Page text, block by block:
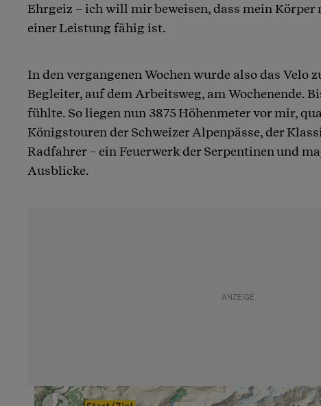
Ehrgeiz – ich will mir beweisen, dass mein Körper
einer Leistung fähig ist.
In den vergangenen Wochen wurde also das Velo
Begleiter, auf dem Arbeitsweg, am Wochenende.
fühlte. So liegen nun 3875 Höhenmeter vor mir,
Königstouren der Schweizer Alpenpässe, der
Radfahrer – ein Feuerwerk der Serpentinen und
Ausblicke.